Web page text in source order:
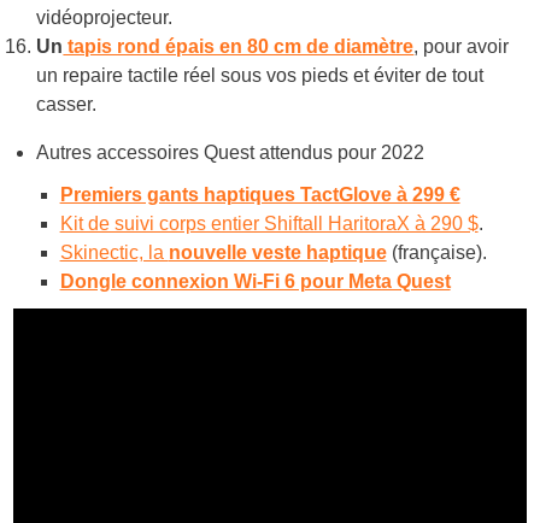
vidéoprojecteur.
Un tapis rond épais en 80 cm de diamètre, pour avoir
un repaire tactile réel sous vos pieds et éviter de tout
casser.
Autres accessoires Quest attendus pour 2022
Premiers gants haptiques TactGlove à 299 €
Kit de suivi corps entier Shiftall HaritoraX à 290 $.
Skinectic, la nouvelle veste haptique(française).
Dongle connexion Wi-Fi 6 pour Meta Quest